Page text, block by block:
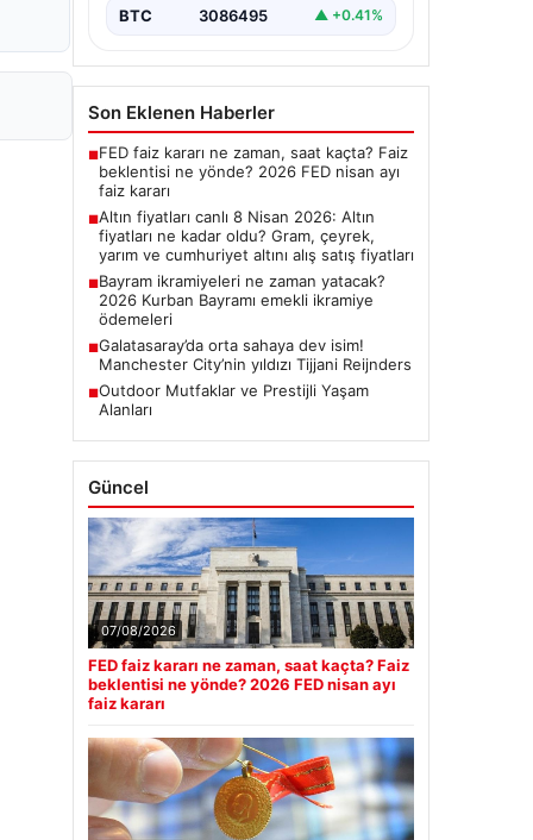
BTC 3086495 ▲ +0.41%
Son Eklenen Haberler
■FED faiz kararı ne zaman, saat kaçta? Faiz
beklentisi ne yönde? 2026 FED nisan ayı
faiz kararı
■Altın fiyatları canlı 8 Nisan 2026: Altın
fiyatları ne kadar oldu? Gram, çeyrek,
yarım ve cumhuriyet altını alış satış fiyatları
■Bayram ikramiyeleri ne zaman yatacak?
2026 Kurban Bayramı emekli ikramiye
ödemeleri
■Galatasaray’da orta sahaya dev isim!
Manchester City’nin yıldızı Tijjani Reijnders
■Outdoor Mutfaklar ve Prestijli Yaşam
Alanları
Güncel
07/08/2026
FED faiz kararı ne zaman, saat kaçta? Faiz
beklentisi ne yönde? 2026 FED nisan ayı
faiz kararı